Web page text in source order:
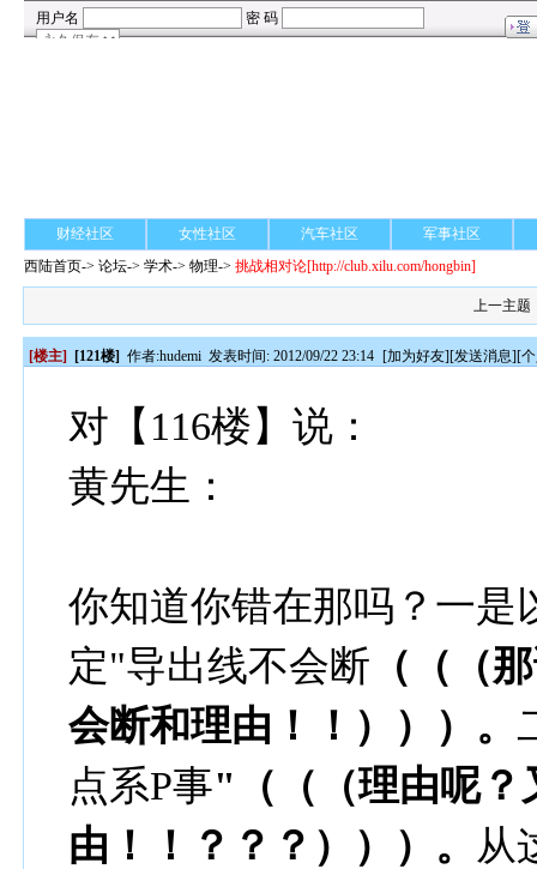
财经社区 女性社区 汽车社区
军事社区
西陆首页->论坛->学术-> 物理->挑战相对论[http://club.xilu.com/hongbin]
上一主
[楼主] [121楼] 作者:hudemi 发表时间: 2012/09/22 23:14 [加为好友][发送消息][
对【116楼】说：
黄先生：
你知道你错在那吗？一是
定"导出线不会断 （（（
会断和理由！！）））。
点系P事"（（（理由呢？
由！！？？？）））。
从